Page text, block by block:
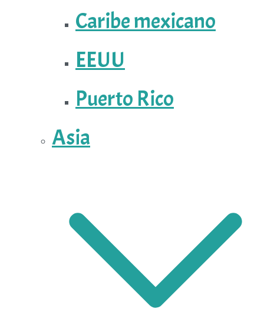
Caribe mexicano
EEUU
Puerto Rico
Asia